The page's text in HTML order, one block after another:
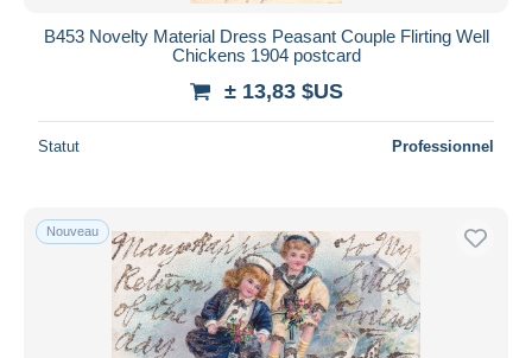
B453 Novelty Material Dress Peasant Couple Flirting Well
Chickens 1904 postcard
± 13,83 $US
Statut Professionnel
Nouveau